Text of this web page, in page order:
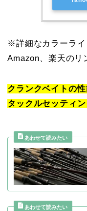
※詳細なカラーラ
Amazon、楽天のリ
クランクベイトの
タックルセッティン